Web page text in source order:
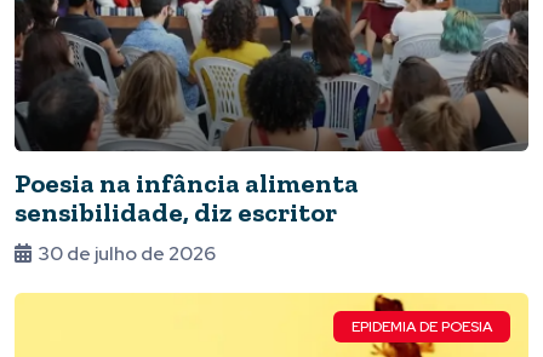
Poesia na infância alimenta
sensibilidade, diz escritor
30 de julho de 2026
EPIDEMIA DE POESIA